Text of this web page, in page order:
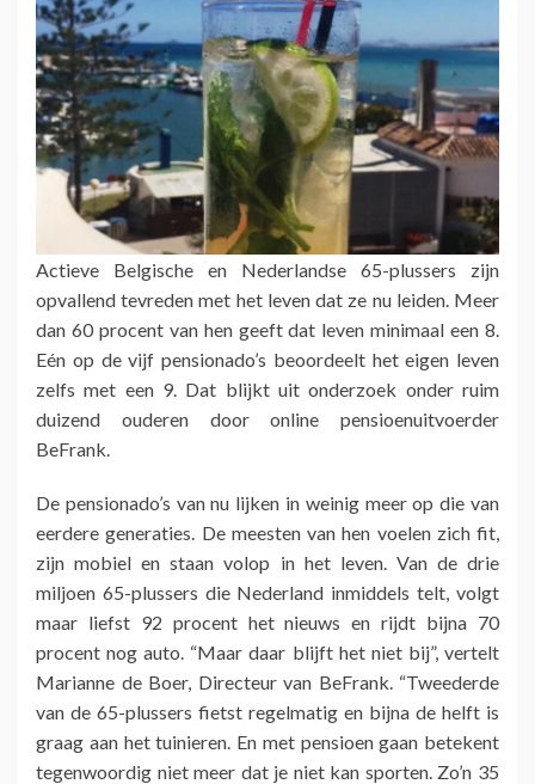
Actieve Belgische en Nederlandse 65-plussers zijn
opvallend tevreden met het leven dat ze nu leiden. Meer
dan 60 procent van hen geeft dat leven minimaal een 8.
Eén op de vijf pensionado’s beoordeelt het eigen leven
zelfs met een 9. Dat blijkt uit onderzoek onder ruim
duizend ouderen door online pensioenuitvoerder
BeFrank.
De pensionado’s van nu lijken in weinig meer op die van
eerdere generaties. De meesten van hen voelen zich fit,
zijn mobiel en staan volop in het leven. Van de drie
miljoen 65-plussers die Nederland inmiddels telt, volgt
maar liefst 92 procent het nieuws en rijdt bijna 70
procent nog auto. “Maar daar blijft het niet bij”, vertelt
Marianne de Boer, Directeur van BeFrank. “Tweederde
van de 65-plussers fietst regelmatig en bijna de helft is
graag aan het tuinieren. En met pensioen gaan betekent
tegenwoordig niet meer dat je niet kan sporten. Zo’n 35